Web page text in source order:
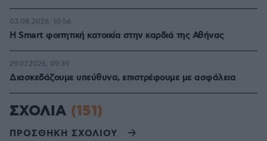
Η Smart φοιτητική κατοικία στην καρδιά της Αθήνας
03.08.2026, 10:56
Διασκεδάζουμε υπεύθυνα, επιστρέφουμε με ασφάλεια
29.07.2026, 09:39
ΣΧΟΛΙΑ (151)
ΠΡΟΣΘΗΚΗ ΣΧΟΛΙΟΥ